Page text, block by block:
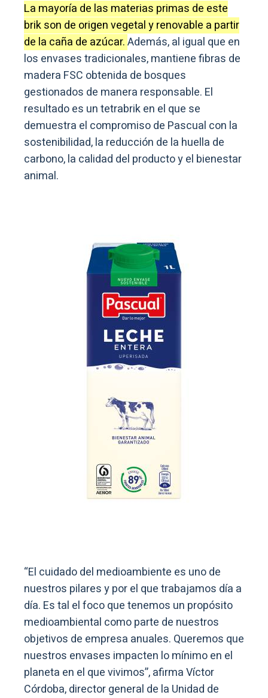
La mayoría de las materias primas de este
brik son de origen vegetal y renovable a partir
de la caña de azúcar.Además, al igual que en
los envases tradicionales, mantiene fibras de
madera FSC obtenida de bosques
gestionados de manera responsable. El
resultado es un tetrabrik en el que se
demuestra el compromiso de Pascual con la
sostenibilidad, la reducción de la huella de
carbono, la calidad del producto y el bienestar
animal.
“El cuidado del medioambiente es uno de
nuestros pilares y por el que trabajamos día a
día. Es tal el foco que tenemos un propósito
medioambiental como parte de nuestros
objetivos de empresa anuales. Queremos que
nuestros envases impacten lo mínimo en el
planeta en el que vivimos”, afirma Víctor
Córdoba, director general de la Unidad de